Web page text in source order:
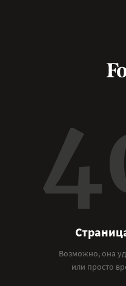
Возможно, она
или просто